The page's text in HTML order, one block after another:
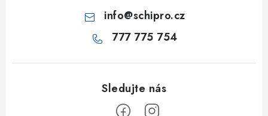
info@schipro.cz
777 775 754